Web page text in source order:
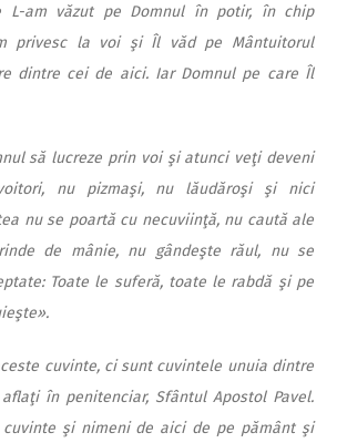
L-am văzut pe Domnul în potir, în chip
privesc la voi şi Îl văd pe Mântuitorul
dintre cei de aici. Iar Domnul pe care Îl
să lucreze prin voi şi atunci veţi deveni
nu pizmaşi, nu lăudăroşi şi nici
nu se poartă cu necuviinţă, nu caută ale
de mânie, nu gândeşte răul, nu se
Toate le suferă, toate le rabdă şi pe
cuvinte, ci sunt cuvintele unuia dintre
în penitenciar, Sfântul Apostol Pavel.
şi nimeni de aici de pe pământ şi